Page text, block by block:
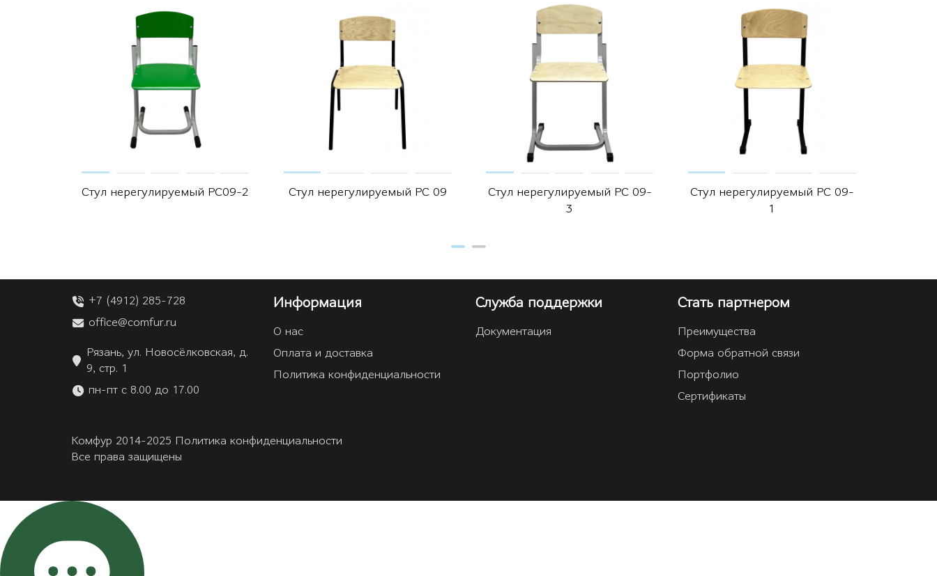
Стул нерегулируемый РС09-2 Стул нерегулируемый РС 09
Стул нерегулируемый РС 09-
3
Стул нерегулируемый РС 09-
1
+7 (4912) 285-728
office@comfur.ru
Рязань, ул. Новосёлковская, д.
9, стр. 1
пн-пт с 8.00 до 17.00
Информация
О нас
Оплата и доставка
Политика конфиденциальности
Служба поддержки
Документация
Стать партнером
Преимущества
Форма обратной связи
Портфолио
Сертификаты
Комфур 2014-2025 Политика конфиденциальности
Все права защищены